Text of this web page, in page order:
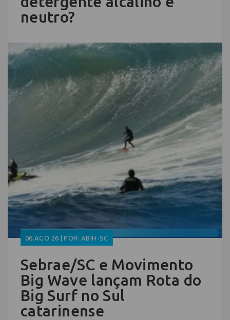
neutro?
06.AGO.26 | POR: ABIH-SC
Sebrae/SC e Movimento
Big Wave lançam Rota do
Big Surf no Sul
catarinense